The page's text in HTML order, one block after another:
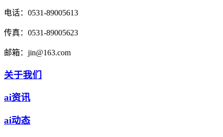
电话： 0531-89005613
传真： 0531-89005623
邮箱： jin@163.com
关于我们
ai资讯
ai动态